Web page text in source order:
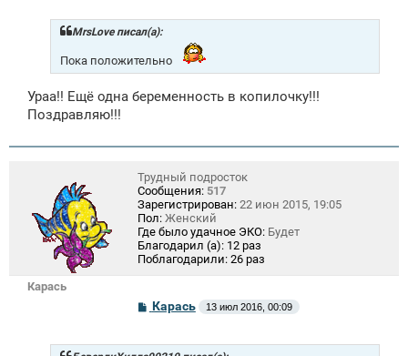
б
щ
н
и
MrsLove писал(а):
Пока положительно
Ураа!! Ещё одна беременность в копилочку!!!
Поздравляю!!!
Карась
Трудный подросток
Сообщения: 517
Зарегистрирован: 22 июн 2015, 19:05
Пол: Женский
Где было удачное ЭКО: Будет
Благодарил (а): 12 раз
Поблагодарили: 26 раз
С
о
б
Карась 13 июл 2016, 00:09